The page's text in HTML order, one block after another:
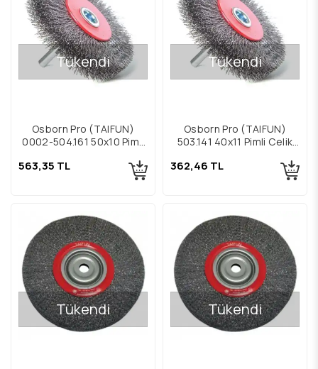
Tükendi
Osborn Pro (TAIFUN)
0002-504.161 50x10 Pimli
563,35 TL
Tükendi
Osborn Pro (TAIFUN)
503.141 40x11 Pimli Çelik
362,46 TL
Tükendi Tükendi